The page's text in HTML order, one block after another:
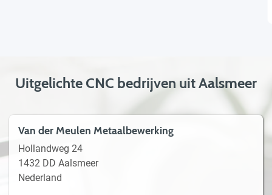
Uitgelichte CNC bedrijven uit Aalsmeer
Van der Meulen Metaalbewerking
Hollandweg 24
1432 DD Aalsmeer
Nederland